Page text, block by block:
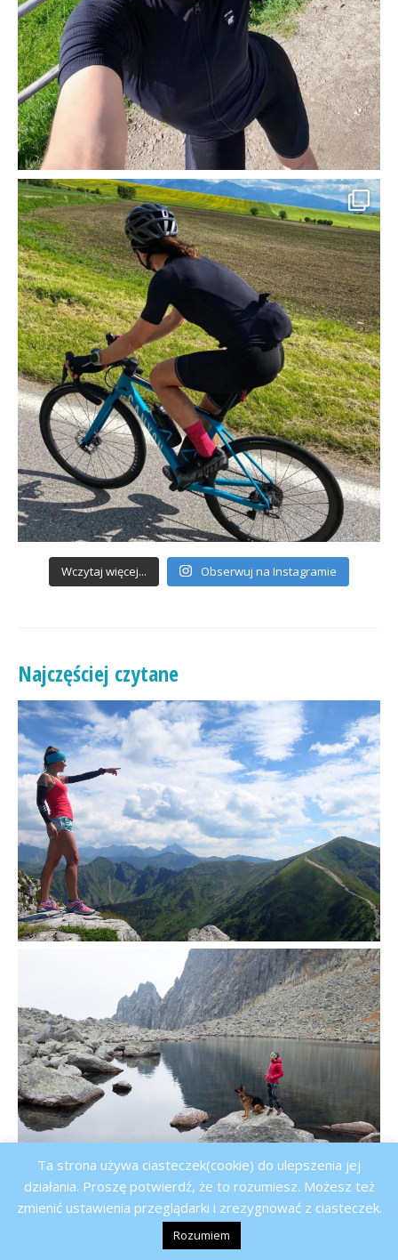
Wczytaj więcej... Obserwuj na Instagramie
Najczęściej czytane
Ta strona używa ciasteczek(cookie) do ulepszenia jej
działania. Proszę potwierdź, że to rozumiesz. Możesz też
zmienić ustawienia przeglądarki i zrezygnować z ciasteczek.
Rozumiem